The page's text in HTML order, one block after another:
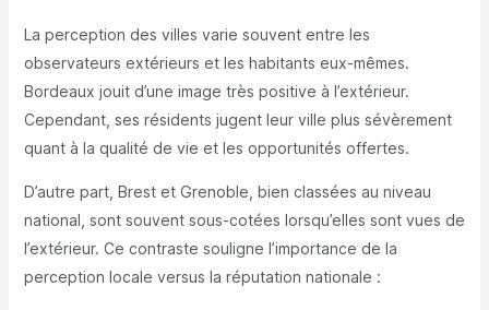
La perception des villes varie souvent entre les
observateurs extérieurs et les habitants eux-mêmes.
Bordeaux jouit d’une image très positive à l’extérieur.
Cependant, ses résidents jugent leur ville plus sévèrement
quant à la qualité de vie et les opportunités offertes.
D’autre part, Brestet Grenoble , bien classées au niveau
national, sont souvent sous-cotées lorsqu’elles sont vues de
l’extérieur. Ce contraste souligne l’importance de la
perception locale versus la réputation nationale :